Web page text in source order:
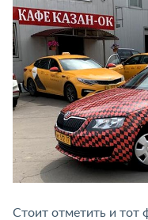
Стоит отметить и тот